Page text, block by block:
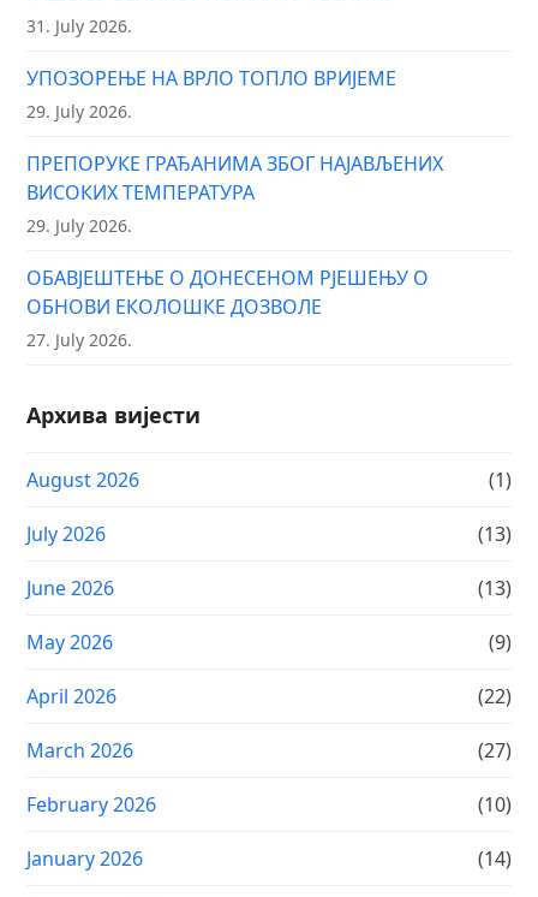
31. July 2026.
УПОЗОРЕЊЕ НА ВРЛО ТОПЛО ВРИЈЕМЕ
29. July 2026.
ПРЕПОРУКЕ ГРАЂАНИМА ЗБОГ НАЈАВЉЕНИХ
ВИСОКИХ ТЕМПЕРАТУРА
29. July 2026.
ОБАВЈЕШТЕЊЕ О ДОНЕСЕНОМ РЈЕШЕЊУ О
ОБНОВИ ЕКОЛОШКЕ ДОЗВОЛЕ
27. July 2026.
Архива вијести
August 2026 (1)
July 2026 (13)
June 2026 (13)
May 2026 (9)
April 2026 (22)
March 2026 (27)
February 2026 (10)
January 2026 (14)